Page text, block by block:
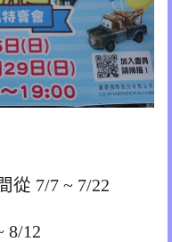
從 7/7 ~ 7/22
8/12